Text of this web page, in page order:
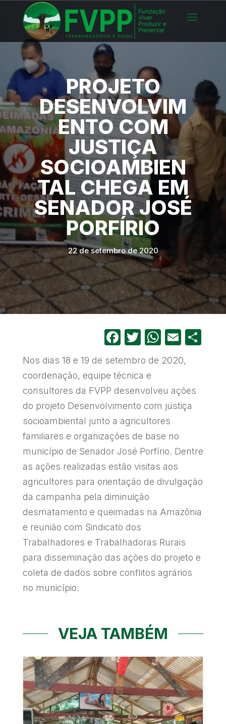
PROJETO
DESENVOLVIM
ENTO COM
JUSTIÇA
SOCIOAMBIEN
TAL CHEGA EM
SENADOR JOSÉ
PORFÍRIO
22 de setembro de 2020
Facebook
TwitterEmail
Nos dias 18 e 19 de setembro de 2020,
coordenação, equipe técnica e
consultores da FVPP desenvolveu ações
do projeto Desenvolvimento com justiça
socioambiental junto a agricultores
familiares e organizações de base no
município de Senador José Porfírio. Dentre
as ações realizadas estão visitas aos
agricultores para orientação de divulgação
da campanha pela diminuição
desmatamento e queimadas na Amazônia
e reunião com Sindicato dos
Trabalhadores e Trabalhadoras Rurais
para disseminação das ações do projeto e
coleta de dados sobre conflitos agrários
no município.
VEJA TAMBÉM